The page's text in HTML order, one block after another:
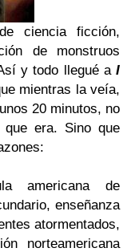
ciencia ficción,
de monstruos
y todo llegué a I
mientras la veía,
20 minutos, no
era. Sino que
americana de
enseñanza
atormentados,
norteamericana